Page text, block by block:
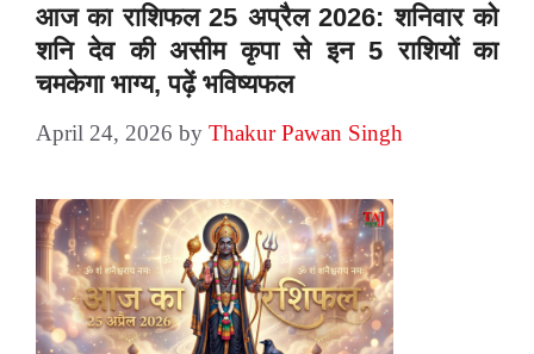
आज का राशिफल 25 अप्रैल 2026: शनिवार को
शनि देव की असीम कृपा से इन 5 राशियों का
चमकेगा भाग्य, पढ़ें भविष्यफल
April 24, 2026 by Thakur Pawan Singh